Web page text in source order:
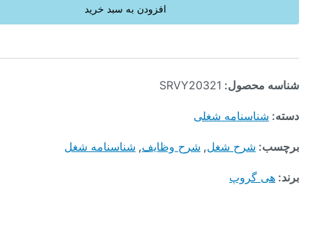
افزودن به سبد خرید
محصول:SRVY20321
شغلی
شرح شغل ,شرح وظایف, شناسنامه شغل
گروپ